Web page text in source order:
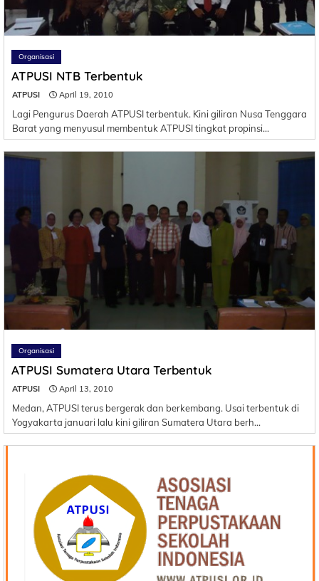
Organisasi
ATPUSI NTB Terbentuk
ATPUSI April 19, 2010
Lagi Pengurus Daerah ATPUSI terbentuk. Kini giliran Nusa Tenggara
Barat yang menyusul membentuk ATPUSI tingkat propinsi…
Organisasi
ATPUSI Sumatera Utara Terbentuk
ATPUSI April 13, 2010
Medan, ATPUSI terus bergerak dan berkembang. Usai terbentuk di
Yogyakarta januari lalu kini giliran Sumatera Utara berh…